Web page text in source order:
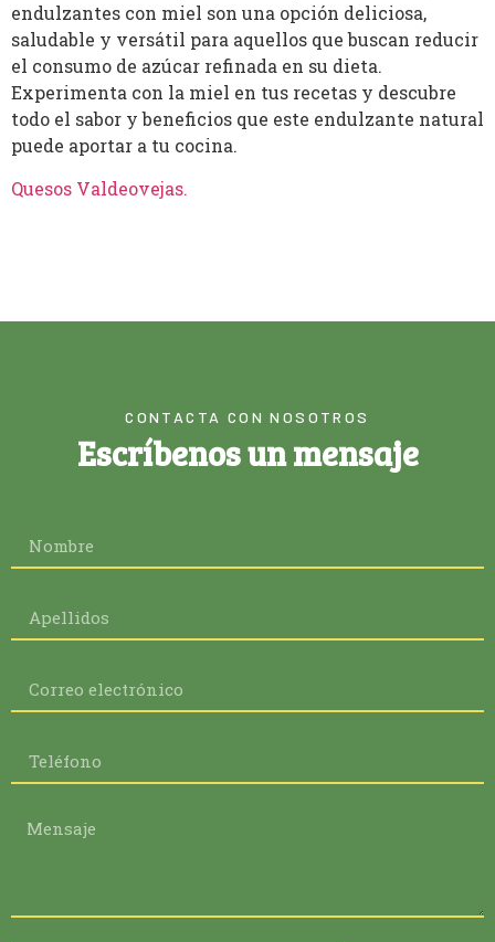
endulzantes con miel son una opción deliciosa,
saludable y versátil para aquellos que buscan reducir
el consumo de azúcar refinada en su dieta.
Experimenta con la miel en tus recetas y descubre
todo el sabor y beneficios que este endulzante natural
puede aportar a tu cocina.
Quesos Valdeovejas.
CONTACTA CON NOSOTROS
Escríbenos un mensaje